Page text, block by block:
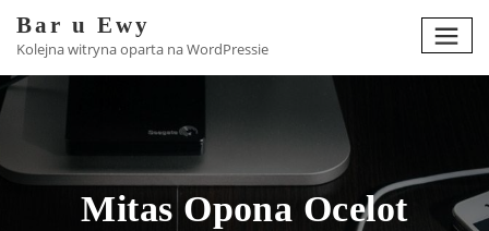
content
Bar u Ewy
Kolejna witryna oparta na WordPressie
Mitas Opona Ocelot